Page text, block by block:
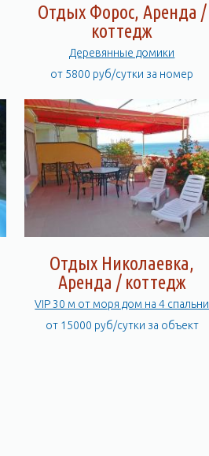
Отдых Форос, Аренда /
коттедж
Деревянные домики
от 5800 руб/сутки за номер
Отдых Николаевка,
Аренда / коттедж
VIP 30 м от моря дом на 4 спальни
от 15000 руб/сутки за объект